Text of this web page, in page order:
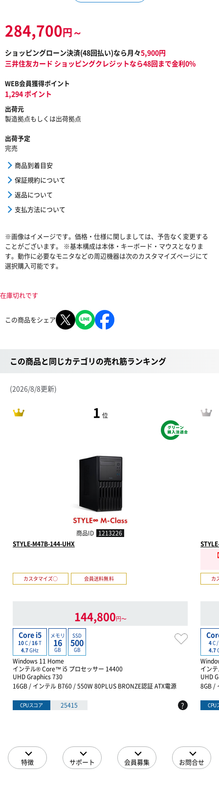
284,700円～
ショッピングローン決済(48回払い)なら月々5,900円
三井住友カード ショッピングクレジットなら48回まで金利0%
WEB会員獲得ポイント
1,294 ポイント
出荷元
製造拠点もしくは出荷拠点
出荷予定
完売
商品到着目安
保証規約について
返品について
支払方法について
※画像はイメージです。価格・仕様に関しましては、予告なく変更する
ことがございます。 ※基本構成は本体・キーボード・マウスとなりま
す。動作に必要なモニタなどの周辺機器は次のカスタマイズページにて
選択購入可能です。
在庫切れです
この商品をシェア
この商品と同じカテゴリの売れ筋ランキング
(2026/8/8更新)
1 位
商品ID 1213226
STYLE-M47B-144-UHX
カスタマイズ○ 会員送料無料
144,800円〜
Core i5
10C /16T
4.7GHz
メモリ
16
GB
SSD
500
GB
Windows 11 Home
インテル® Core™ i5 プロセッサー 14400
UHD Graphics 730
16GB / インテル B760 / 550W 80PLUS BRONZE認証 ATX電源
CPUスコア 25415 ?
カ
4C /
4.7
イン
UHD
8GB /
CPU
特徴 サポート 会員募集 お問合せ